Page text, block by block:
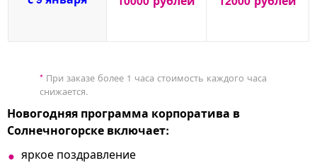
* При заказе более 1 часа стоимость каждого часа
снижается.
Новогодняя программа корпоратива в
Солнечногорске включает:
яркое поздравление